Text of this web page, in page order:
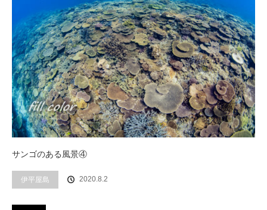
サンゴのある風景④
伊平屋島 2020.8.2